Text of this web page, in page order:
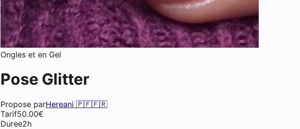
Ongles et en Gel
Pose Glitter
Propose parHereani 🇵🇫🇫🇷
Tarif50.00€
Duree2h